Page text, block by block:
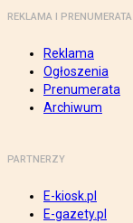
REKLAMA I PRENUMERATA
Reklama
Ogłoszenia
Prenumerata
Archiwum
PARTNERZY
E-kiosk.pl
E-gazety.pl